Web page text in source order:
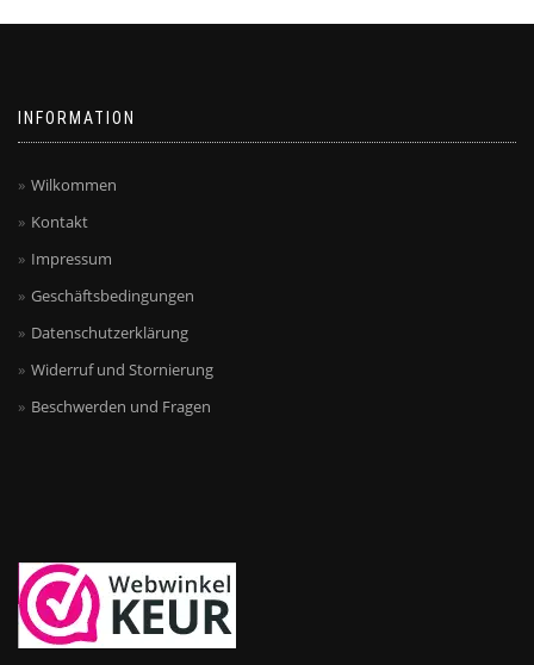
INFORMATION
Wilkommen
Kontakt
Impressum
Geschäftsbedingungen
Datenschutzerklärung
Widerruf und Stornierung
Beschwerden und Fragen